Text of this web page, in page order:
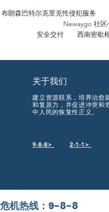
朗森巴特尔克里克性侵犯服
Newaygo 社
安全交付 西南密歇
关于我们
建立资源联系，培养治愈
和复原力，并促进冲突和
中人民的恢复性正义。
9-8-8> 2-1-1>
机热线：9-8-8